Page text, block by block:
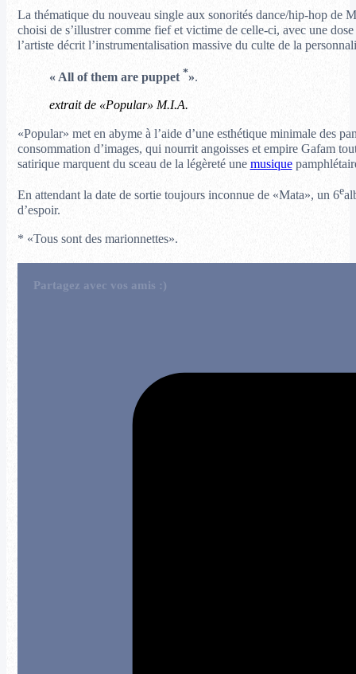
La thématique du nouveau single aux sonorités dance/hip-hop de
choisi de s’illustrer comme fief et victime de celle-ci, avec une
l’artiste décrit l’instrumentalisation massive du culte de la
« All of them are puppet *».
extrait de «Popular» M.I.A.
«Popular» met en abyme à l’aide d’une esthétique minimale des
consommation d’images, qui nourrit angoisses et empire Gafam
satirique marquent du sceau de la légèreté une musique
En attendant la date de sortie toujours inconnue de «Mata», un 6e
d’espoir.
* «Tous sont des marionnettes».
Partagez avec vos amis :)